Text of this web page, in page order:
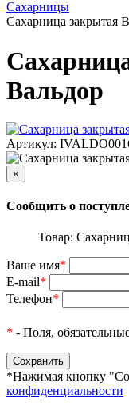
Сахарницы
Сахарница закрытая
Вальдор
Артикул:
×
Сообщить о
Товар:
Ваше имя*
E-mail*
Телефон*
* - Поля,
*Нажимая кнопку
конфиденциальности